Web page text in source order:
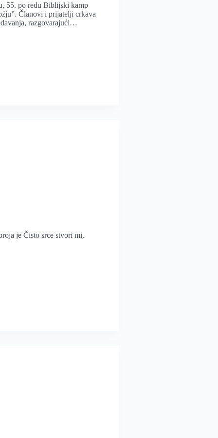
55. po redu Biblijski kamp
Članovi i prijatelji crkava
razgovarajući…
je Čisto srce stvori mi,